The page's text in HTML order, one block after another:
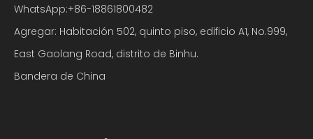
WhatsApp:+86-18861800482
Agregar: Habitación 502, quinto piso, edificio A1, No.999,
East Gaolang Road, distrito de Binhu.
Bandera de China